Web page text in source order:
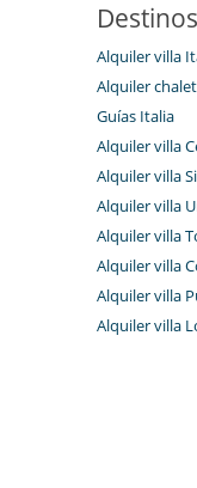
Alquiler villa
Alquiler
Guías Italia
Alquiler villa
Alquiler villa
Alquiler villa
Alquiler villa
Alquiler villa
Alquiler villa
Alquiler villa